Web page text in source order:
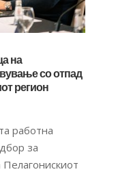
на
со отпад
регион
работна
за